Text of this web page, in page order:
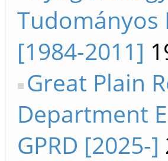
Tudományos
[1984-2011]
Great Plain
Department
GPRD [2025-]